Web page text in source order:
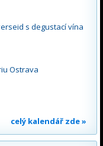
s degustací vína
Ostrava
celý kalendář zde »